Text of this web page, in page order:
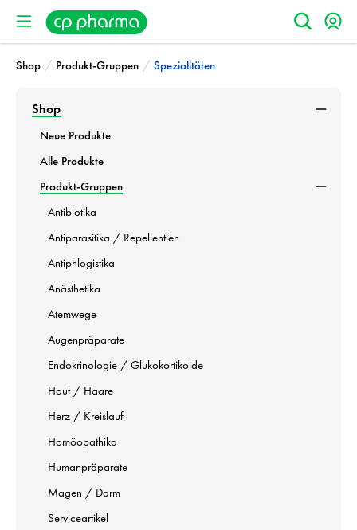
Shop / Produkt-Gruppen / Spezialitäten
Shop
Neue Produkte
Alle Produkte
Produkt-Gruppen
Antibiotika
Antiparasitika / Repellentien
Antiphlogistika
Anästhetika
Atemwege
Augenpräparate
Endokrinologie / Glukokortikoide
Haut / Haare
Herz / Kreislauf
Homöopathika
Humanpräparate
Magen / Darm
Serviceartikel